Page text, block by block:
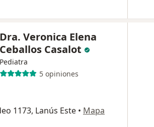
Dra. Veronica Elena
Ceballos Casalot
Pediatra
5 opiniones
1173, Lanús Este • Mapa